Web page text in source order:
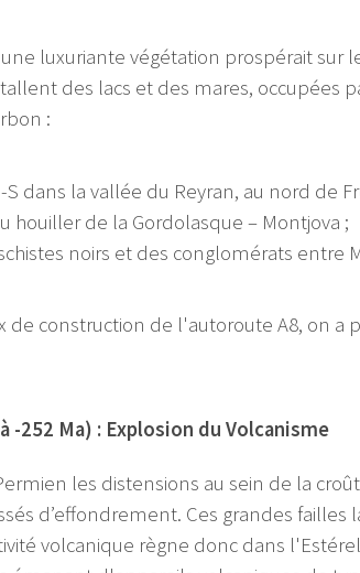
luxuriante végétation prospérait sur
des lacs et des mares, occupées
:
dans la vallée du Reyran, au nord de
houiller de la Gordolasque – Montjova ;
noirs et des conglomérats entre
de construction de l'autoroute A8, on
-252 Ma) : Explosion du Volcanisme
les distensions au sein de la
d’effondrement. Ces grandes
volcanique règne donc dans